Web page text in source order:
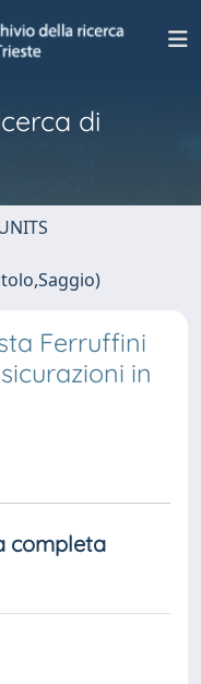
di
Ferruffini
in
completa